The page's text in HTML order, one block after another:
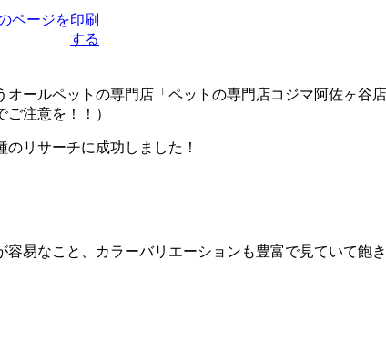
ールペットの専門店「ペットの専門店コジマ阿佐ヶ谷
注意を！！）
リサーチに成功しました！
易なこと、カラーバリエーションも豊富で見ていて飽き